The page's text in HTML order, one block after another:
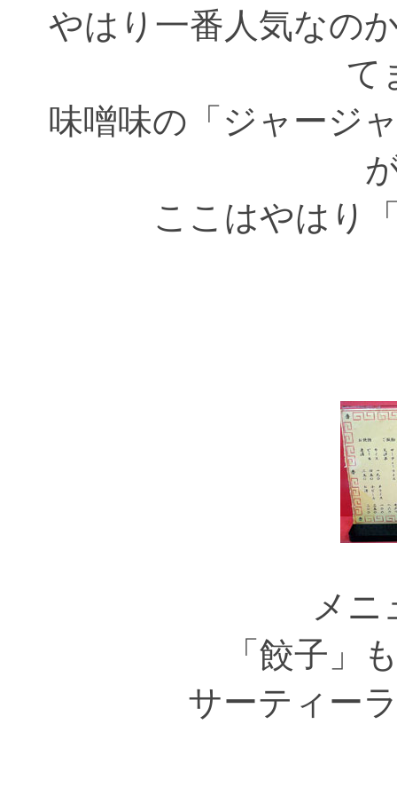
やはり一番人気なの
て
味噌味の「ジャージ
ここはやはり
メニ
「餃子」
サーティー